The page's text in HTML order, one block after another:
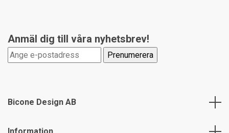
Anmäl dig till våra nyhetsbrev!
Bicone Design AB